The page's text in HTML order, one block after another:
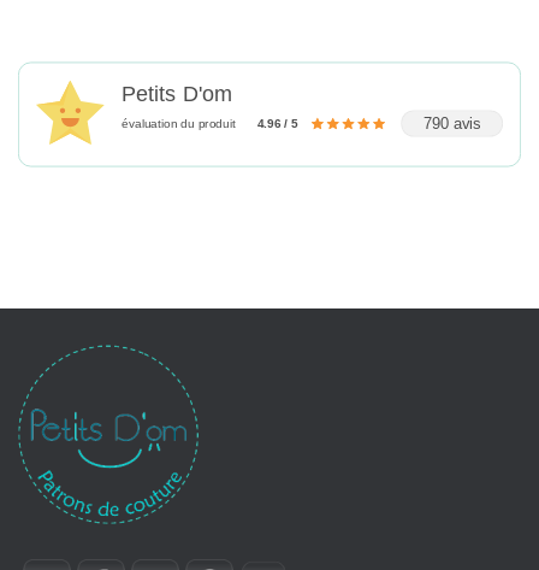
Petits D'om
évaluation du produit 4.96 / 5 790 avis